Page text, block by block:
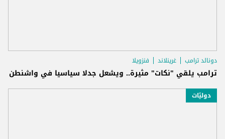
دونالد ترامب غرينلاند فنزويلا
ترامب يلقي "نكات" مثيرة.. ويشعل جدلا سياسيا في واشنطن
دوليّات